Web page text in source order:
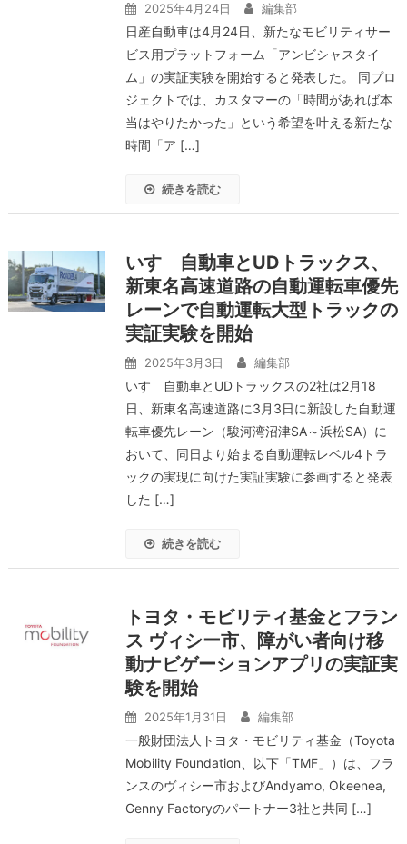
2025年4月24日 編集部
日産自動車は4月24日、新たなモビリティサー
ビス用プラットフォーム「アンビシャスタイ
ム」の実証実験を開始すると発表した。 同プロ
ジェクトでは、カスタマーの「時間があれば本
当はやりたかった」という希望を叶える新たな
時間「ア […]
続きを読む
いすゞ自動車とUDトラックス、
新東名高速道路の自動運転車優先
レーンで自動運転大型トラックの
実証実験を開始
2025年3月3日 編集部
いすゞ自動車とUDトラックスの2社は2月18
日、新東名高速道路に3月3日に新設した自動運
転車優先レーン（駿河湾沼津SA～浜松SA）に
おいて、同日より始まる自動運転レベル4トラ
ックの実現に向けた実証実験に参画すると発表
した […]
続きを読む
トヨタ・モビリティ基金とフラン
ス ヴィシー市、障がい者向け移
動ナビゲーションアプリの実証実
験を開始
2025年1月31日 編集部
一般財団法人トヨタ・モビリティ基金（Toyota
Mobility Foundation、以下「TMF」）は、フラ
ンスのヴィシー市およびAndyamo, Okeenea,
Genny Factoryのパートナー3社と共同 […]